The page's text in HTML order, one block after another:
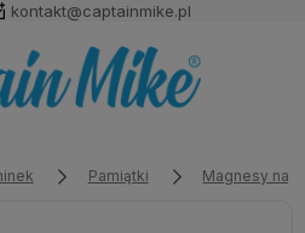
kontakt@captainmike.pl
Pamiątki Magnesy na